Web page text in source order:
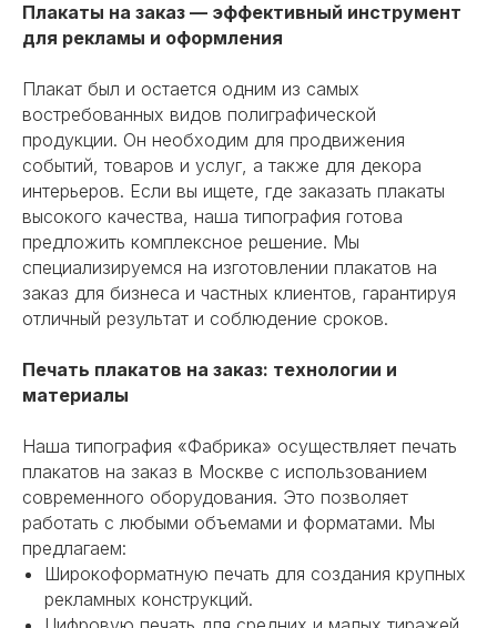
Плакаты на заказ — эффективный инструмент
для рекламы и оформления
Плакат был и остается одним из самых
востребованных видов полиграфической
продукции. Он необходим для продвижения
событий, товаров и услуг, а также для декора
интерьеров. Если вы ищете, где заказать плакаты
высокого качества, наша типография готова
предложить комплексное решение. Мы
специализируемся на изготовлении плакатов на
заказ для бизнеса и частных клиентов, гарантируя
отличный результат и соблюдение сроков.
Печать плакатов на заказ: технологии и
материалы
Наша типография «Фабрика» осуществляет печать
плакатов на заказ в Москве с использованием
современного оборудования. Это позволяет
работать с любыми объемами и форматами. Мы
предлагаем:
Широкоформатную печать для создания крупных
рекламных конструкций.